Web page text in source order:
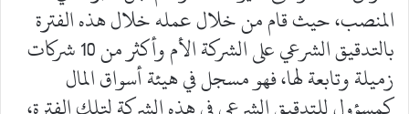
المنصب، حيث قام من خلال عمله خلال هذه الفترة
بالتدقيق الشرعي على الشركة الأم وأكثر من 10 شركات
زميلة وتابعة لها، فهو مسجل في هيئة أسواق المال